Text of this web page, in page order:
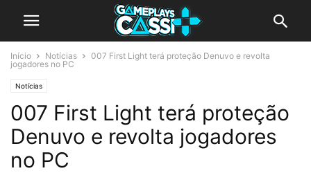
Início Notícias
007 First Light terá proteção Denuvo e revolta
jogadores no PC
Notícias
007 First Light terá proteção
Denuvo e revolta jogadores
no PC